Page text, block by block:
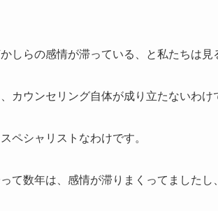
しらの感情が滞っている、と私たちは見
カウンセリング自体が成り立たないわけ
ペシャリストなわけです。
て数年は、感情が滞りまくってましたし